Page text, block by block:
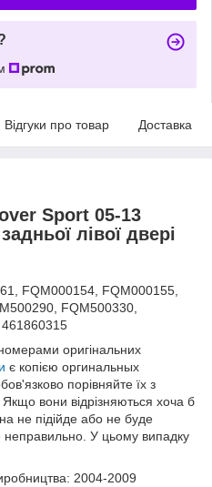
Відгуки про товар Доставка
Sport 05-13
лівої двері
FQM000154, FQM000155,
FQM500330,
оригінальних
є копією оргинальных
порівняйте їх з
вони відрізняються хоча б
не підійде або не буде
У цьому випадку
2004-2009